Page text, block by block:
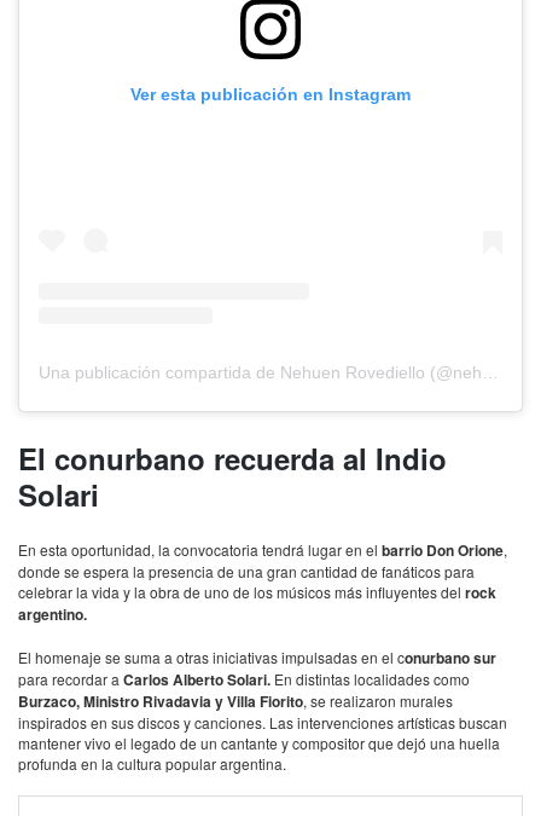
Ver esta publicación en Instagram
El conurbano recuerda al Indio
Solari
En esta oportunidad, la convocatoria tendrá lugar en el barrio Don Orione,
donde se espera la presencia de una gran cantidad de fanáticos para
celebrar la vida y la obra de uno de los músicos más influyentes del rock
argentino.
El homenaje se suma a otras iniciativas impulsadas en el conurbano sur
para recordar a Carlos Alberto Solari. En distintas localidades como
Burzaco, Ministro Rivadavia y Villa Fiorito, se realizaron murales
inspirados en sus discos y canciones. Las intervenciones artísticas buscan
mantener vivo el legado de un cantante y compositor que dejó una huella
profunda en la cultura popular argentina.